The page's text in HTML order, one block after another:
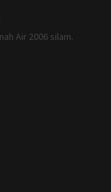
Air 2006 silam.